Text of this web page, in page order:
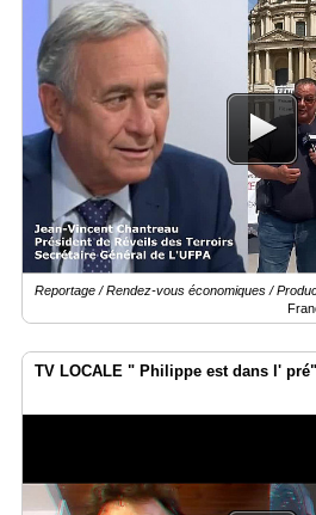
Reportage / Rendez-vous économiques /
TV LOCALE " Philippe est dans l'